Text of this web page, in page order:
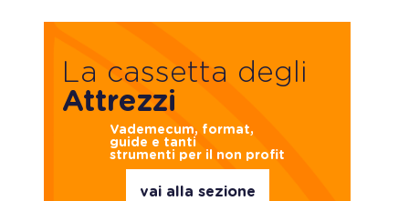
La cassetta degli
Attrezzi
Vademecum, format,
guide e tanti
strumenti per il non profit
vai alla sezione